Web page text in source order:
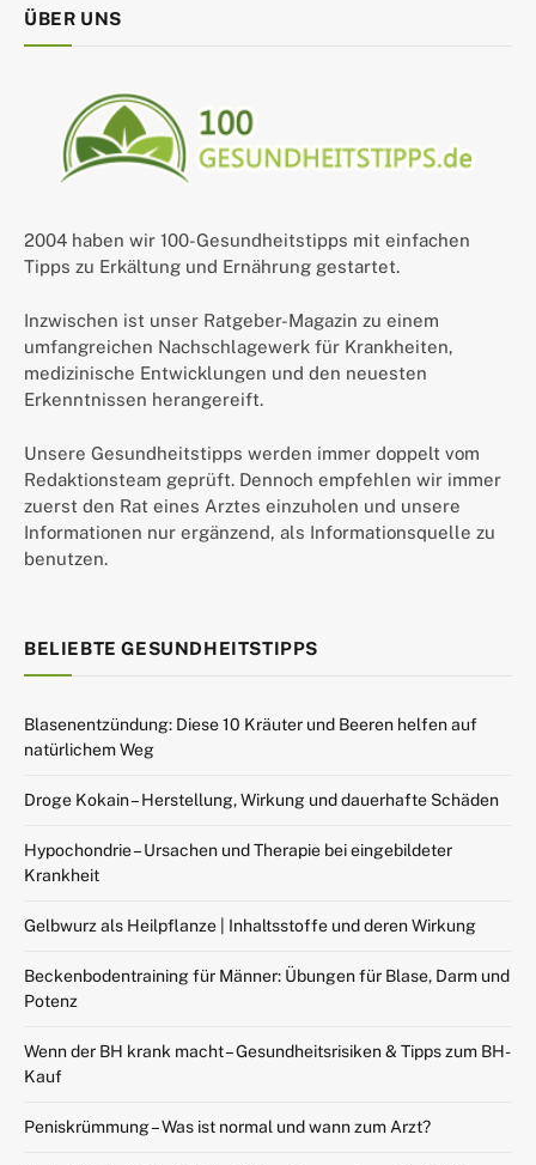
ÜBER UNS
2004 haben wir 100-Gesundheitstipps mit einfachen
Tipps zu Erkältung und Ernährung gestartet.
Inzwischen ist unser Ratgeber-Magazin zu einem
umfangreichen Nachschlagewerk für Krankheiten,
medizinische Entwicklungen und den neuesten
Erkenntnissen herangereift.
Unsere Gesundheitstipps werden immer doppelt vom
Redaktionsteam geprüft. Dennoch empfehlen wir immer
zuerst den Rat eines Arztes einzuholen und unsere
Informationen nur ergänzend, als Informationsquelle zu
benutzen.
BELIEBTE GESUNDHEITSTIPPS
Blasenentzündung: Diese 10 Kräuter und Beeren helfen auf
natürlichem Weg
Droge Kokain – Herstellung, Wirkung und dauerhafte Schäden
Hypochondrie – Ursachen und Therapie bei eingebildeter
Krankheit
Gelbwurz als Heilpflanze | Inhaltsstoffe und deren Wirkung
Beckenbodentraining für Männer: Übungen für Blase, Darm und
Potenz
Wenn der BH krank macht – Gesundheitsrisiken & Tipps zum BH-
Kauf
Peniskrümmung – Was ist normal und wann zum Arzt?